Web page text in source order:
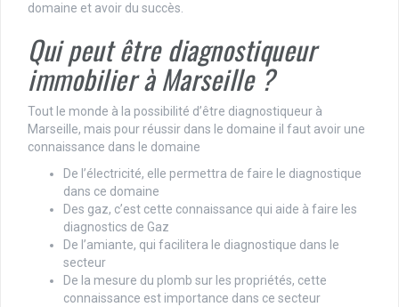
domaine et avoir du succès.
Qui peut être diagnostiqueur
immobilier à Marseille ?
Tout le monde à la possibilité d’être diagnostiqueur à
Marseille, mais pour réussir dans le domaine il faut avoir une
connaissance dans le domaine
De l’électricité, elle permettra de faire le diagnostique
dans ce domaine
Des gaz, c’est cette connaissance qui aide à faire les
diagnostics de Gaz
De l’amiante, qui facilitera le diagnostique dans le
secteur
De la mesure du plomb sur les propriétés, cette
connaissance est importance dans ce secteur